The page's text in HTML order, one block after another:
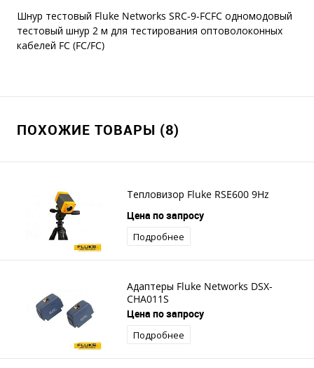
Шнур тестовый Fluke Networks SRC-9-FCFC одномодовый
тестовый шнур 2 м для тестирования оптоволоконных
кабелей FC (FC/FC)
ПОХОЖИЕ ТОВАРЫ (8)
Тепловизор Fluke RSE600 9Hz
Цена по запросу
Подробнее
Адаптеры Fluke Networks DSX-
CHA011S
Цена по запросу
Подробнее